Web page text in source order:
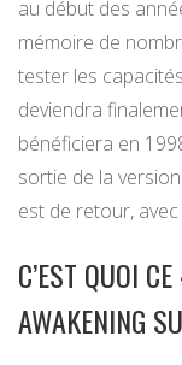
au début des
mémoire de
tester les
deviendra
bénéficiera en
sortie de la version
est de retour,
C’EST QUOI
AWAKENING